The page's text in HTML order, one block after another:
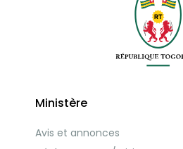
Ministère
Avis et annonces